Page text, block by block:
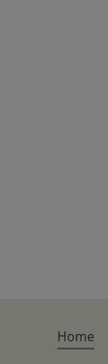
Home